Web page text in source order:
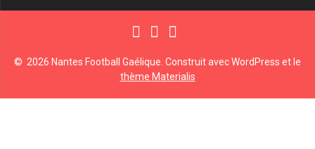
© 2026 Nantes Football Gaélique. Construit avec WordPress et le
thème Materialis